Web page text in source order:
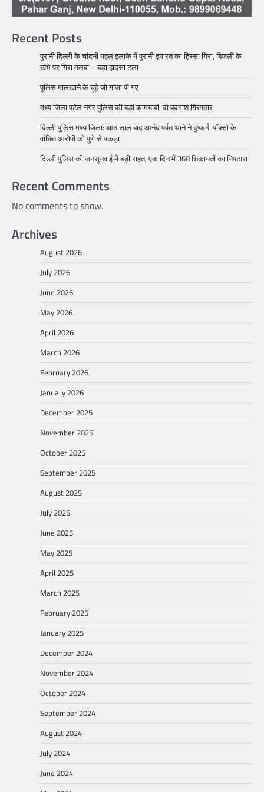
Recent Posts
पुरानी दिल्ली के चांदनी महल इलाके में पुरानी इमारत का हिस्सा गिरा, बिजली के
खंभे पर गिरा मलबा – बड़ा हादसा टला
पुलिस मालखाने के चूहे जो गांजा पी गए
मध्य जिला पटेल नगर पुलिस की बड़ी कामयाबी, दो बदमाश गिरफ्तार
दिल्ली पुलिस मध्य जिला: आठ साल बाद आनंद पर्वत थाने ने दुष्कर्म-पॉक्सो के
वांछित आरोपी को पुणे से पकड़ा
दिल्ली पुलिस की जनसुनवाई में बड़ी राहत, एक दिन में 368 शिकायतों का निपटारा
Recent Comments
No comments to show.
Archives
August 2026
July 2026
June 2026
May 2026
April 2026
March 2026
February 2026
January 2026
December 2025
November 2025
October 2025
September 2025
August 2025
July 2025
June 2025
May 2025
April 2025
March 2025
February 2025
January 2025
December 2024
November 2024
October 2024
September 2024
August 2024
July 2024
June 2024